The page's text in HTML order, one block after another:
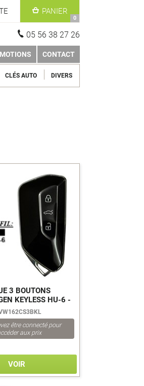
PANIER
0
05 56 38 27 26
CONTACT
CLÉS AUTO DIVERS
3 BOUTONS
KEYLESS HU-6 -
X812
être connecté pour
aux prix
VOIR